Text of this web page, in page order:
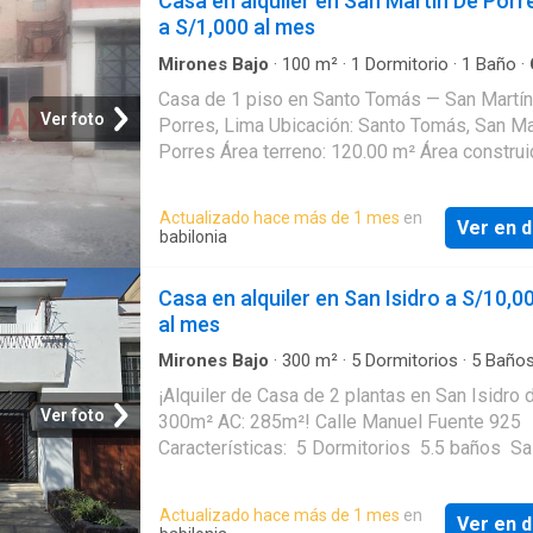
minimarket u otros negocios Precio de
9,000 soles Condiciones: 2 meses de
mes de adelanto (2x1) Su estratégica
distribución la hacen perfecta para negocios
requieran alto tránsito y fácil acceso.
para mayor información y agendar una visita
Ver foto
a S/1,000 al mes
Mirones Bajo · 100 m² · 1 Dormitorio · 1 Baño ·
Casa de 1 piso en Santo Tomás — San
Porres, Lima Ubicación: Santo Tomás, San
Porres Área terreno: 120.00 m² Área
Estacionamiento: No disponible Antigüedad:
Descripción: Acogedora casa de un solo
práctica y funcional. Con 100 m²
la posibilidad de disfrutar de espacio
adaptar áreas según tus necesidades. Ideal
pareja, persona sola o proyecto de home
Zona tranquila y con fácil acceso a
servicios cercanos. ¿Quieres verla en
Solicita más información y agenda tu visita
Actualizado hace más de 1 mes en
babilonia
Ver en
Ver foto
Casa en alquiler en San Isidro a S/
al mes
Mirones Bajo · 300 m² · 5 Dormitorios · 5 Baños
¡Alquiler de Casa de 2 plantas en San Isidro
300m² AC: 285m²! Calle Manuel Fuente 925
Características: ️ 5 Dormitorios ️ 5.5 baños
estacionamiento interior ️ 03
exterior
Actualizado hace más de 1 mes en
Ver en